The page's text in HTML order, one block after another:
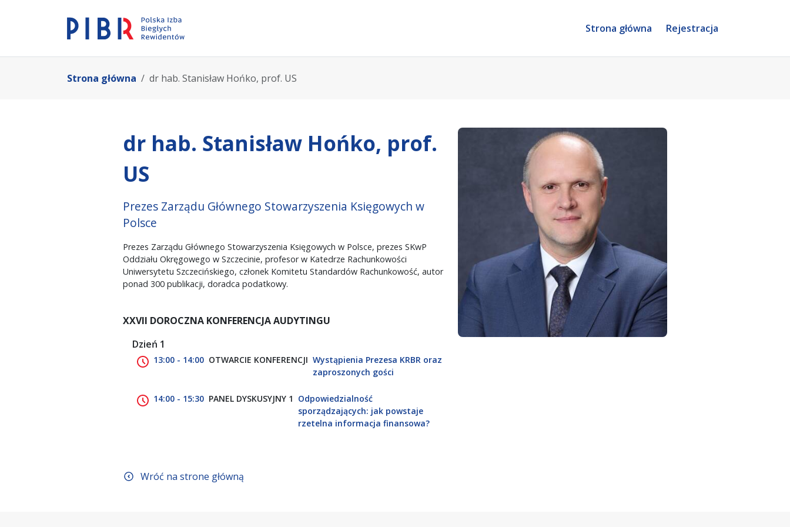
Strona główna Rejestracja
Strona główna dr hab. Stanisław Hońko, prof. US
dr hab. Stanisław Hońko, prof.
US
Prezes Zarządu Głównego Stowarzyszenia Księgowych w
Polsce
Prezes Zarządu Głównego Stowarzyszenia Księgowych w Polsce, prezes SKwP
Oddziału Okręgowego w Szczecinie, profesor w Katedrze Rachunkowości
Uniwersytetu Szczecińskiego, członek Komitetu Standardów Rachunkowość, autor
ponad 300 publikacji, doradca podatkowy.
XXVII DOROCZNA KONFERENCJA AUDYTINGU
Dzień 1
13:00 - 14:00 OTWARCIE KONFERENCJI Wystąpienia Prezesa KRBR oraz
zaproszonych gości
14:00 - 15:30 PANEL DYSKUSYJNY 1 Odpowiedzialność
sporządzających: jak powstaje
rzetelna informacja finansowa?
Wróć na strone główną